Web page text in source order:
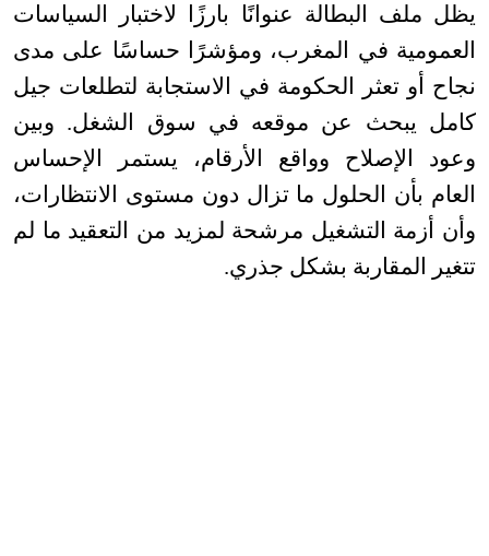
يظل ملف البطالة عنوانًا بارزًا لاختبار السياسات
العمومية في المغرب، ومؤشرًا حساسًا على مدى
نجاح أو تعثر الحكومة في الاستجابة لتطلعات جيل
كامل يبحث عن موقعه في سوق الشغل. وبين
وعود الإصلاح وواقع الأرقام، يستمر الإحساس
العام بأن الحلول ما تزال دون مستوى الانتظارات،
وأن أزمة التشغيل مرشحة لمزيد من التعقيد ما لم
تتغير المقاربة بشكل جذري.